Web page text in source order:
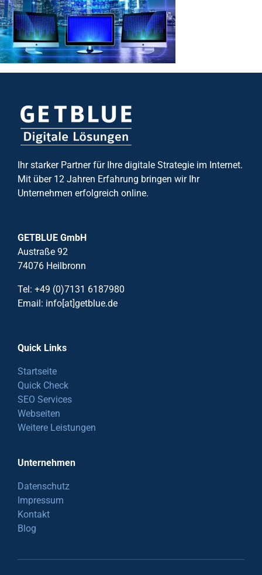
Ihr starker Partner für Ihre digitale Strategie im Internet.
Mit über 12 Jahren Erfahrung bringen wir Ihr
Unternehmen erfolgreich online.
GETBLUE GmbH
Austraße 92
74076 Heilbronn
Tel: +49 (0)7131 6187980
Email: info[at]getblue.de
Quick Links
Startseite
Quick Check
SEO Services
Webseiten
Weitere Leistungen
Unternehmen
Datenschutz
Impressum
Kontakt
Blog